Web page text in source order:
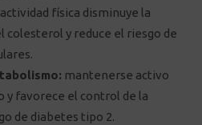
actividad física disminuye la
y reduce el riesgo de
mantenerse activo
y favorece el control de la
de diabetes tipo 2.